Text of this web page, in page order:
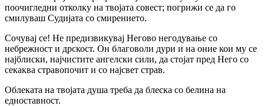
поочигледни отколку на твојата совест; погрижи се да го
смилуваш Судијата со смирението.
Сочувај се! Не предизвикувај Негово негодување со
небрежност и дрскост. Он благоволи дури и на оние кои му се
најблиски, најчистите ангелски сили, да стојат пред Него со
секаква стравопочит и со најсвет страв.
Облеката на твојата душа треба да блеска со белина на
едноставност.